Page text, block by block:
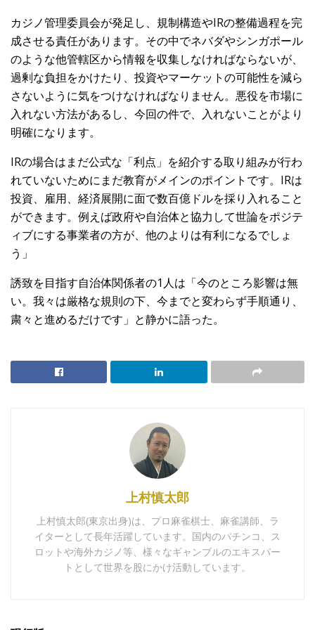
カジノ管理委員会が発足し、規制構造やIRの整備過程を完
成させる責任があります。その中でネバダやシンガポール
のような他管轄区から情報を収集しなければならないが、
過剰な負担をかけたり、投資やマーケットの可能性を減ら
さないように気をつけなければなりません。悪役を市場に
入れない方法があるし、今回の件で、入れないことがより
明確になります。
IRの場合はまだ公式な「利点」を紹介する取り組みが行わ
れていないためにまだ教育がメインのポイントです。IRは
投資、雇用、経済展開に面で数百億ドルを採り入れること
ができます。例えば政府や自治体と協力して世論をポジテ
ィブにする事業者の方が、他のよりは有利になるでしょ
う」
誘致を目指す自治体関係者の1人は「今のところ影響は無
い。我々は厳格な規則の下、今までと変わらず手順通り、
粛々と進めるだけです」と静かに語った。
上村慎太郎
上村慎太郎(東京出身)は、プロ麻雀棋士、麻雀講師、ラ
イターとして長年活躍しています。国内のパチンコ、ス
ロットや海外カジノ等、様々なギャンブルのエキスパー
トとして世界を股にかけ活動しています。